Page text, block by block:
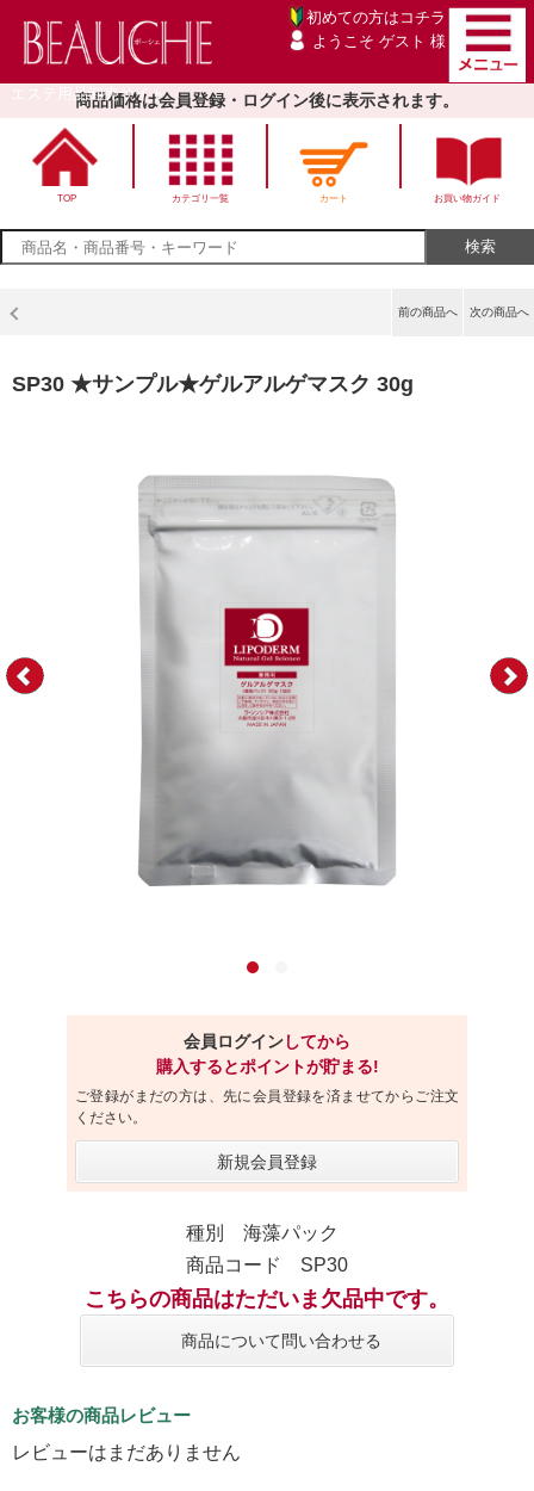
エステ用品卸売サイト
初めての方は コチラ
ようこそ ゲスト 様
商品価格は会員登録・ログイン後に表示されます。
TOP カテゴリ一覧 カート お買い物ガイド
次の商品へ
前の商品へ
SP30 ★サンプル★ゲルアルゲマスク 30g
会員ログインしてから
購入するとポイントが貯まる!
ご登録がまだの方は、先に会員登録を済ませてからご注文
ください。
新規会員登録
種別 海藻パック
商品コード SP30
こちらの商品はただいま欠品中です。
商品について問い合わせる
お客様の商品レビュー
レビューはまだありません